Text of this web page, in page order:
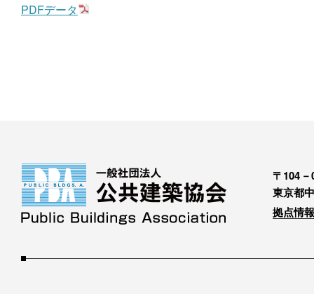
PDFデータ
〒104－
東京都
拠点情